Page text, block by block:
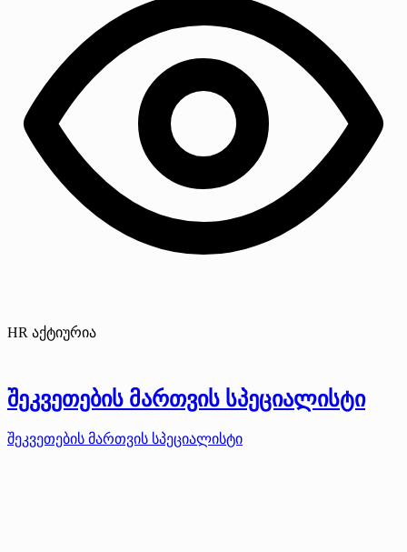
HR აქტიურია
შეკვეთების მართვის სპეციალისტი
შეკვეთების მართვის სპეციალისტი